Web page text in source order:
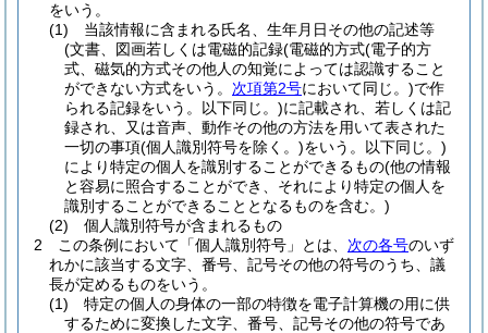
をいう。
(1)
当該情報に含まれる氏名、生年月日その他の記述等
(文書、図画若しくは電磁的記録(電磁的方式(電子的方
式、磁気的方式その他人の知覚によっては認識すること
ができない方式をいう。 次項第2号において同じ。)で作
られる記録をいう。以下同じ。)に記載され、若しくは記
録され、又は音声、動作その他の方法を用いて表された
一切の事項(個人識別符号を除く。)をいう。以下同じ。)
により特定の個人を識別することができるもの(他の情報
と容易に照合することができ、それにより特定の個人を
識別することができることとなるものを含む。)
(2)
個人識別符号が含まれるもの
2
この条例において「個人識別符号」とは、 次の各号のいず
れかに該当する文字、番号、記号その他の符号のうち、議
長が定めるものをいう。
(1)
特定の個人の身体の一部の特徴を電子計算機の用に供
するために変換した文字、番号、記号その他の符号であ